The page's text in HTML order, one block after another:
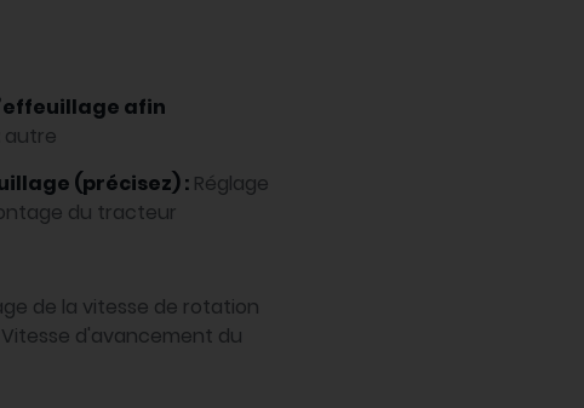
afin
autre
(précisez) : Réglage
du tracteur
de la vitesse de rotation
d'avancement du